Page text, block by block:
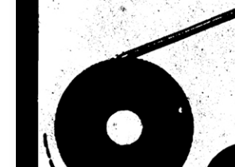
12v5
+
Helassacasse